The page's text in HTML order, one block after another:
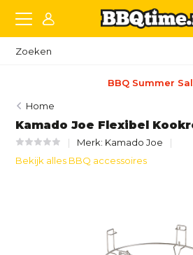
BBQ Summer
Home
Kamado Joe Flexibel
Merk: Kamado Joe
Bekijk alles BBQ accessoires